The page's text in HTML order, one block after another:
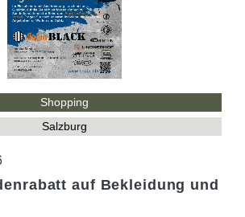
Shopping
Salzburg
auf Bekleidung und